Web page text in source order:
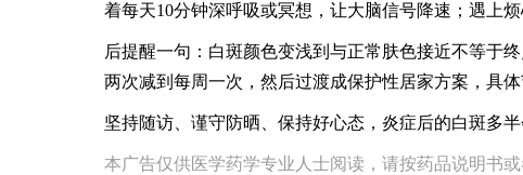
着每天10分钟深呼吸或冥想，让大脑信号降速 ；遇上
后提醒一句：白斑颜色变浅到与正常肤色接近不等于
两次减到每周一次，然后过渡成保护性居家方案，具
坚持随访、谨守防晒、保持好心态，炎症后的白斑多
本广告仅供医学药学专业人士阅读，请按药品说明书